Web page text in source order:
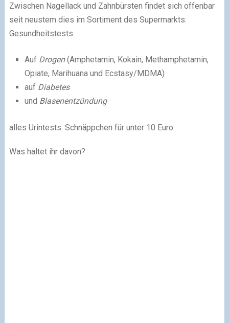
Zwischen Nagellack und Zahnbürsten findet sich offenbar
seit neustem dies im Sortiment des Supermarkts:
Gesundheitstests.
Auf Drogen(Amphetamin, Kokain, Methamphetamin,
Opiate, Marihuana und Ecstasy/MDMA)
auf Diabetes
und Blasenentzündung
alles Urintests. Schnäppchen für unter 10 Euro.
Was haltet ihr davon?